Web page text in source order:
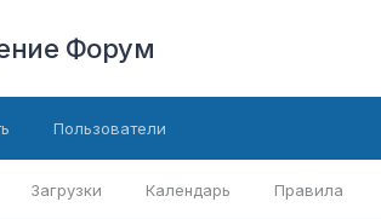
Форум
Загрузки Календарь Правила
Пользователи